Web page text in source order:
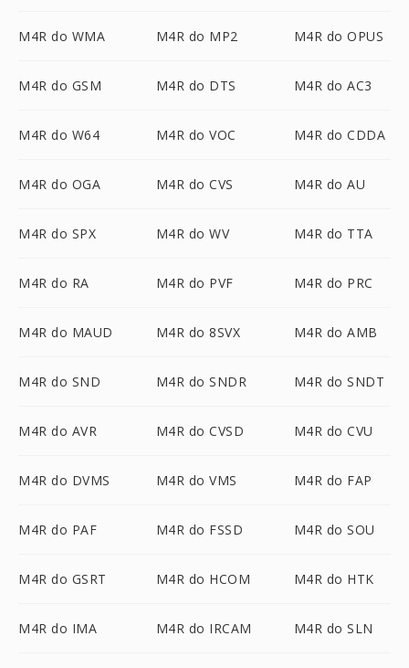
M4R do WMA M4R do MP2 M4R do OPUS
M4R do GSM M4R do DTS M4R do AC3
M4R do W64 M4R do VOC M4R do CDDA
M4R do OGA M4R do CVS M4R do AU
M4R do SPX M4R do WV M4R do TTA
M4R do RA M4R do PVF M4R do PRC
M4R do MAUD M4R do 8SVX M4R do AMB
M4R do SND M4R do SNDR M4R do SNDT
M4R do AVR M4R do CVSD M4R do CVU
M4R do DVMS M4R do VMS M4R do FAP
M4R do PAF M4R do FSSD M4R do SOU
M4R do GSRT M4R do HCOM M4R do HTK
M4R do IMA M4R do IRCAM M4R do SLN